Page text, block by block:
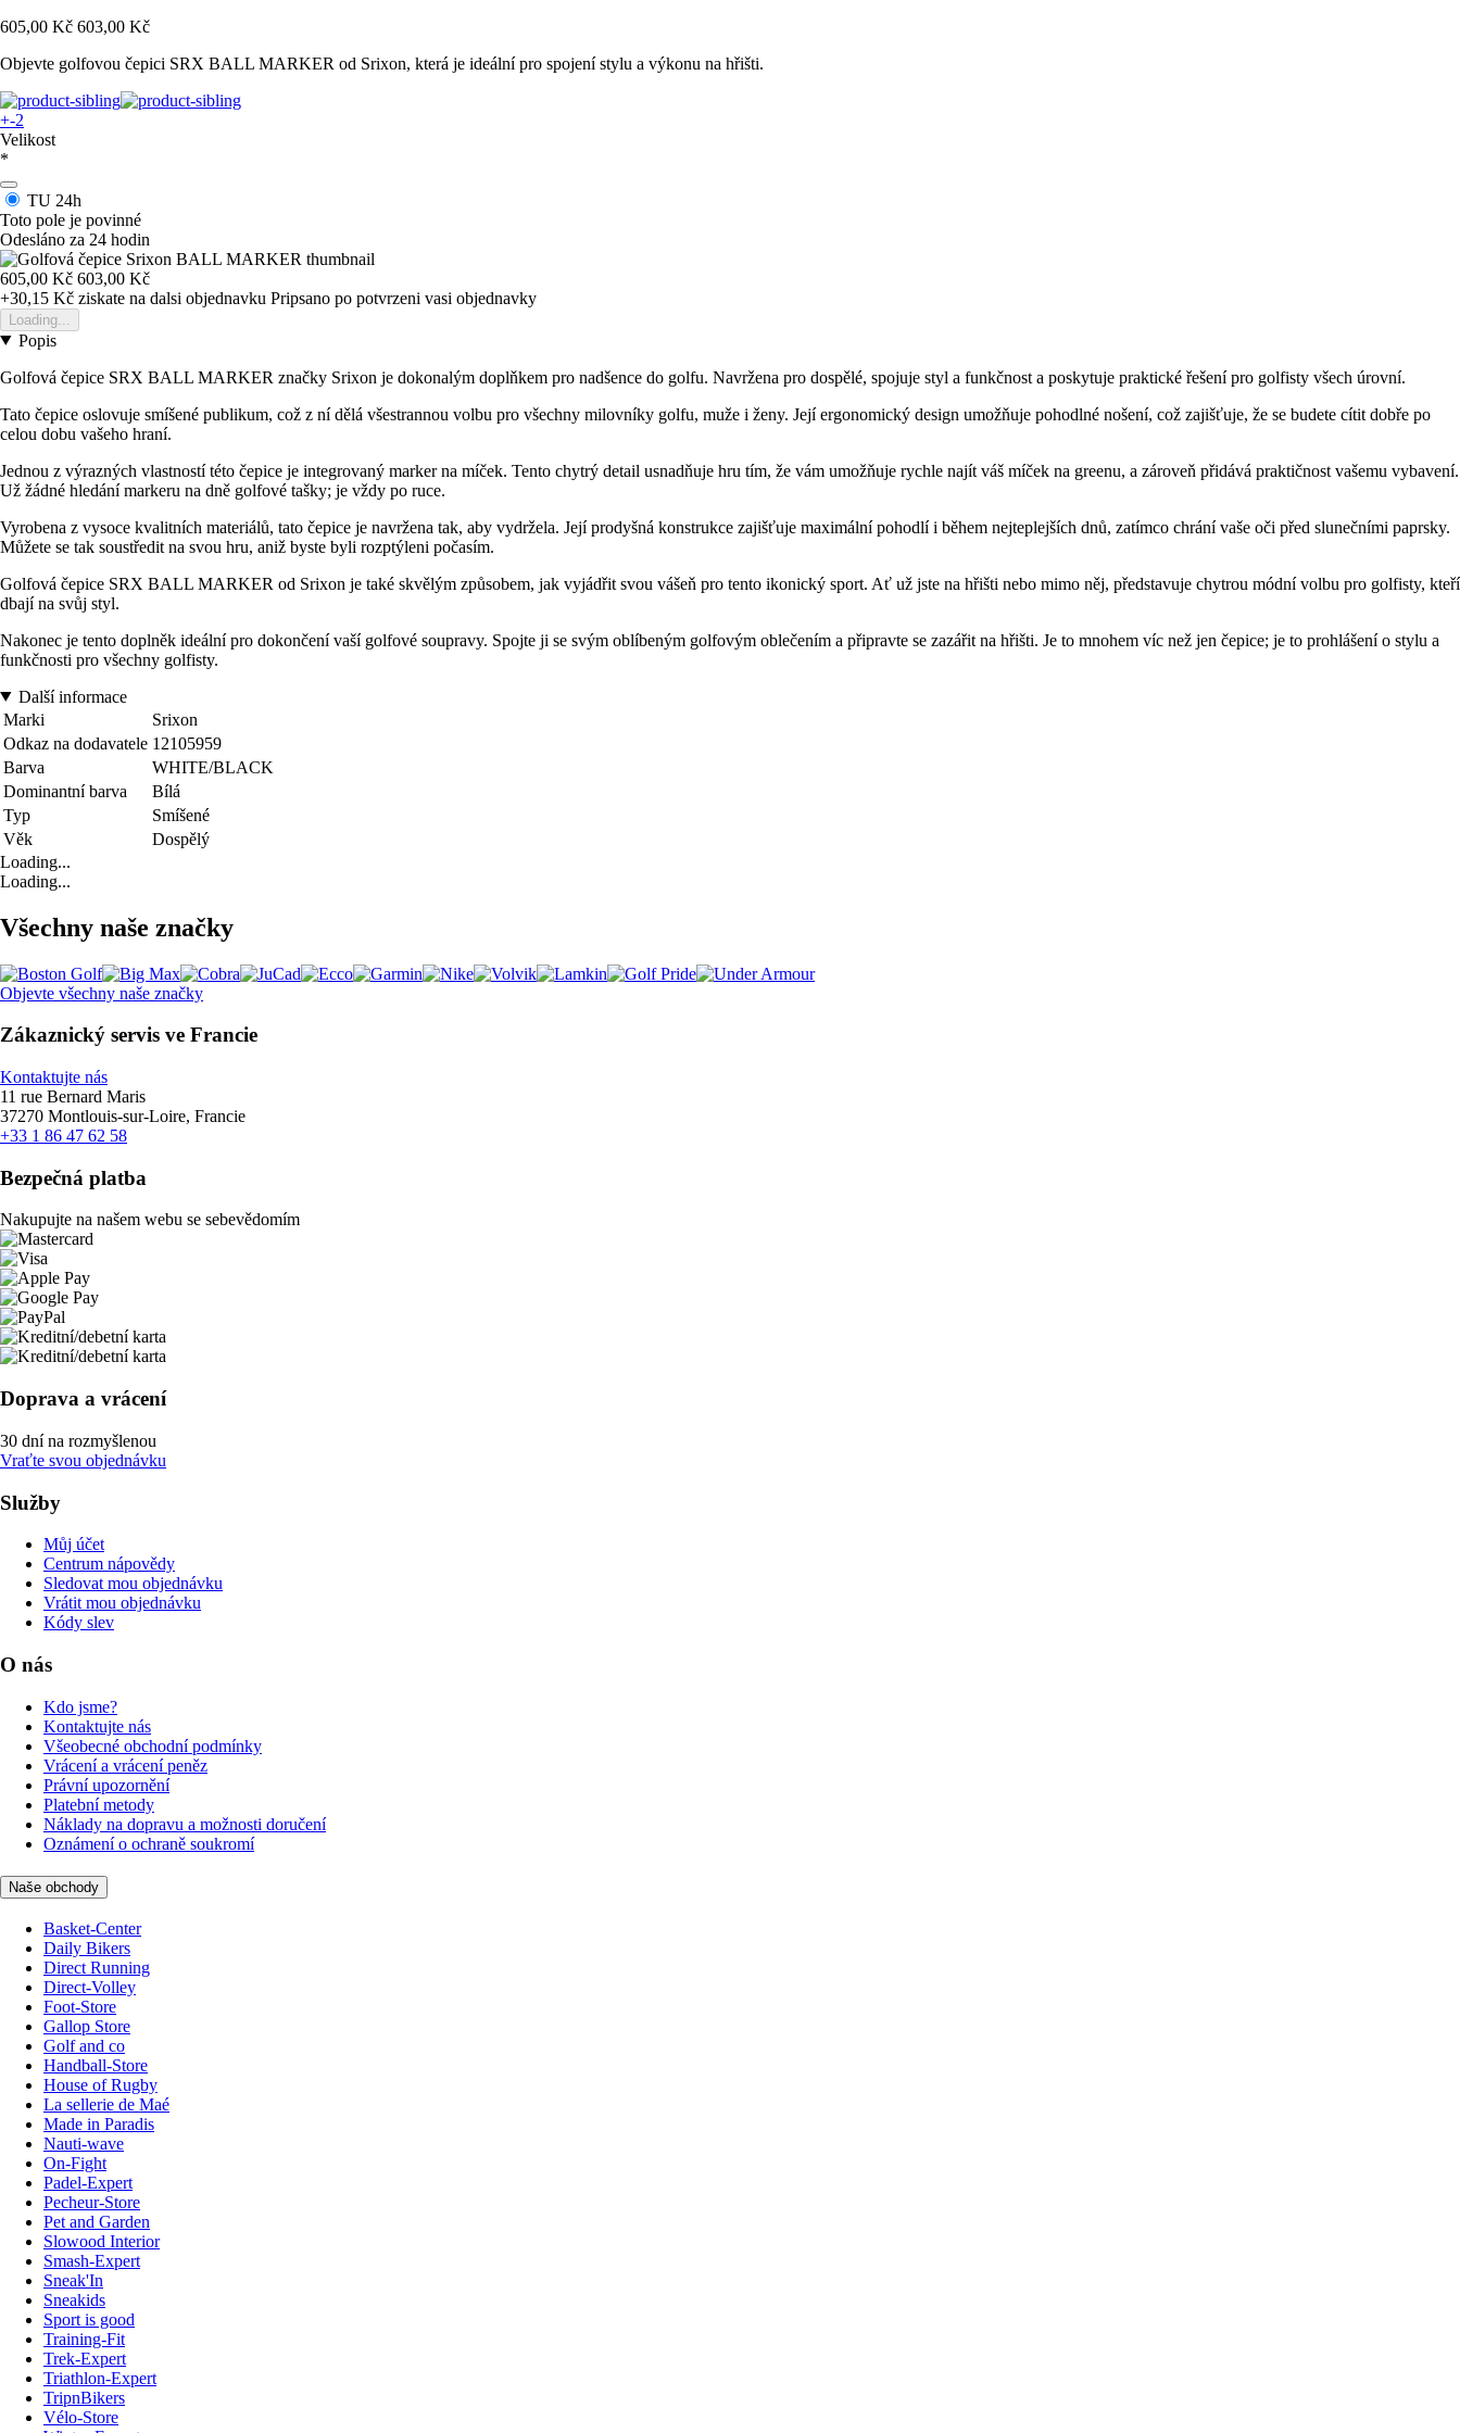
605,00 Kč 603,00 Kč
Objevte golfovou čepici SRX BALL MARKER od Srixon, která je ideální pro spojení stylu a výkonu na hřišti.
+-2
Velikost
*
TU 24h
Toto pole je povinné
Odesláno za 24 hodin
605,00 Kč 603,00 Kč
+30,15 Kč ziskate na dalsi objednavku Pripsano po potvrzeni vasi objednavky
Loading...
Popis
Golfová čepice SRX BALL MARKER značky Srixon je dokonalým doplňkem pro nadšence do golfu. Navržena pro dospělé, spojuje styl a funkčnost a poskytuje praktické řešení pro golfisty všech úrovní.
Tato čepice oslovuje smíšené publikum, což z ní dělá všestrannou volbu pro všechny milovníky golfu, muže i ženy. Její ergonomický design umožňuje pohodlné nošení, což zajišťuje, že se budete cítit dobře po
celou dobu vašeho hraní.
Jednou z výrazných vlastností této čepice je integrovaný marker na míček. Tento chytrý detail usnadňuje hru tím, že vám umožňuje rychle najít váš míček na greenu, a zároveň přidává praktičnost vašemu vybavení.
Už žádné hledání markeru na dně golfové tašky; je vždy po ruce.
Vyrobena z vysoce kvalitních materiálů, tato čepice je navržena tak, aby vydržela. Její prodyšná konstrukce zajišťuje maximální pohodlí i během nejteplejších dnů, zatímco chrání vaše oči před slunečními paprsky.
Můžete se tak soustředit na svou hru, aniž byste byli rozptýleni počasím.
Golfová čepice SRX BALL MARKER od Srixon je také skvělým způsobem, jak vyjádřit svou vášeň pro tento ikonický sport. Ať už jste na hřišti nebo mimo něj, představuje chytrou módní volbu pro golfisty, kteří
dbají na svůj styl.
Nakonec je tento doplněk ideální pro dokončení vaší golfové soupravy. Spojte ji se svým oblíbeným golfovým oblečením a připravte se zazářit na hřišti. Je to mnohem víc než jen čepice; je to prohlášení o stylu a
funkčnosti pro všechny golfisty.
Další informace
Marki
Srixon
Odkaz na dodavatele 12105959
Barva
WHITE/BLACK
Dominantní barva
Bílá
Typ
Smíšené
Věk
Dospělý
Loading...
Loading...
Všechny naše značky
Objevte všechny naše značky
Zákaznický servis ve Francie
Kontaktujte nás
11 rue Bernard Maris
37270 Montlouis-sur-Loire, Francie
+33 1 86 47 62 58
Bezpečná platba
Nakupujte na našem webu se sebevědomím
Doprava a vrácení
30 dní na rozmyšlenou
Vraťte svou objednávku
Služby
Můj účet
Centrum nápovědy
Sledovat mou objednávku
Vrátit mou objednávku
Kódy slev
O nás
Kdo jsme?
Kontaktujte nás
Všeobecné obchodní podmínky
Vrácení a vrácení peněz
Právní upozornění
Platební metody
Náklady na dopravu a možnosti doručení
Oznámení o ochraně soukromí
Naše obchody
Basket-Center
Daily Bikers
Direct Running
Direct-Volley
Foot-Store
Gallop Store
Golf and co
Handball-Store
House of Rugby
La sellerie de Maé
Made in Paradis
Nauti-wave
On-Fight
Padel-Expert
Pecheur-Store
Pet and Garden
Slowood Interior
Smash-Expert
Sneak'In
Sneakids
Sport is good
Training-Fit
Trek-Expert
Triathlon-Expert
TripnBikers
Vélo-Store